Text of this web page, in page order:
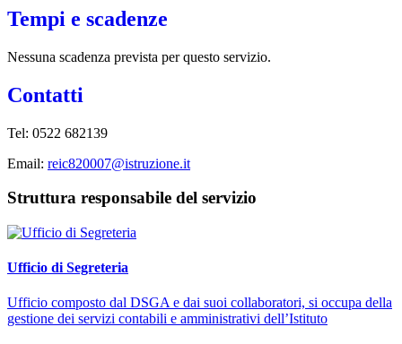
Tempi e scadenze
Nessuna scadenza prevista per questo servizio.
Contatti
Tel: 0522 682139
Email: reic820007@istruzione.it
Struttura responsabile del servizio
Ufficio di Segreteria
Ufficio composto dal DSGA e dai suoi collaboratori, si occupa della
gestione dei servizi contabili e amministrativi dell’Istituto